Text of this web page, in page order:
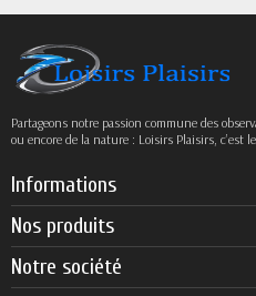
Partageons notre passion commune des
ou encore de la nature : Loisirs Plaisirs, c’est
Informations
Nos produits
Notre société